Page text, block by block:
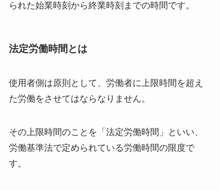
られた始業時刻から終業時刻までの時間です。
法定労働時間とは
使用者側は原則として、労働者に上限時間を超え
た労働をさせてはならなりません。
その上限時間のことを「法定労働時間」といい、
労働基準法で定められている労働時間の限度で
す。